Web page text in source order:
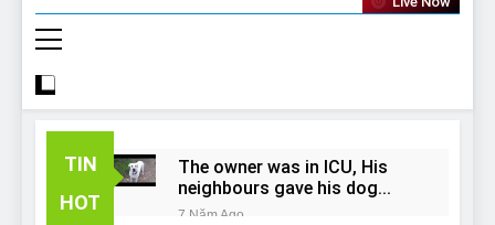
TIN
HOT
The owner was in ICU, His
neighbours gave his dog
away!
7 Năm Ago